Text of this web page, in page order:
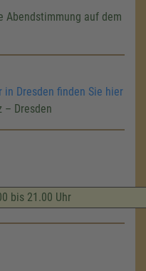
Abendstimmung auf dem
in Dresden finden Sie hier
– Dresden
bis 21.00 Uhr